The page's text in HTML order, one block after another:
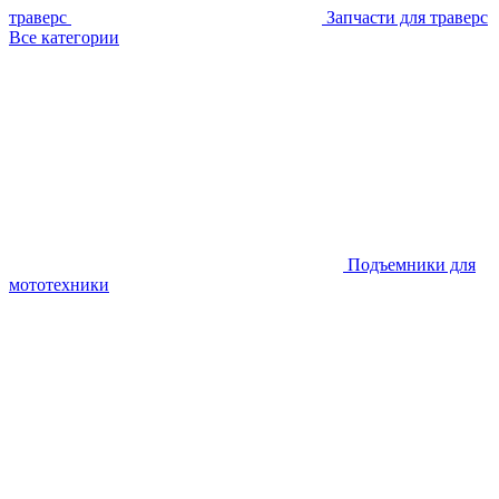
траверс
Запчасти для траверс
Все категории
Подъемники для
мототехники